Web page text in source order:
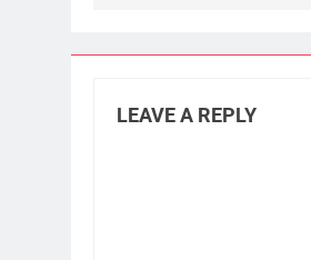
LEAVE A REPLY